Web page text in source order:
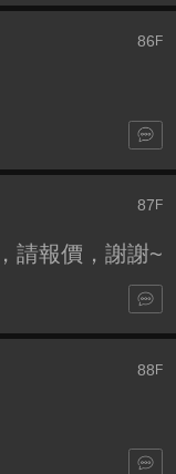
86 F
87 F
請報價，謝謝~
88F